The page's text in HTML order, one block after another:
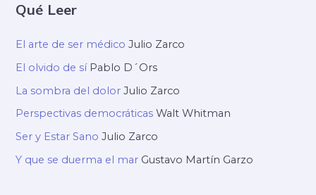
Qué Leer
El arte de ser médico Julio Zarco
El olvido de síPablo D´Ors
La sombra del dolor Julio Zarco
Perspectivas democráticas Walt Whitman
Ser y Estar Sano Julio Zarco
Y que se duerma el mar Gustavo Martín Garzo